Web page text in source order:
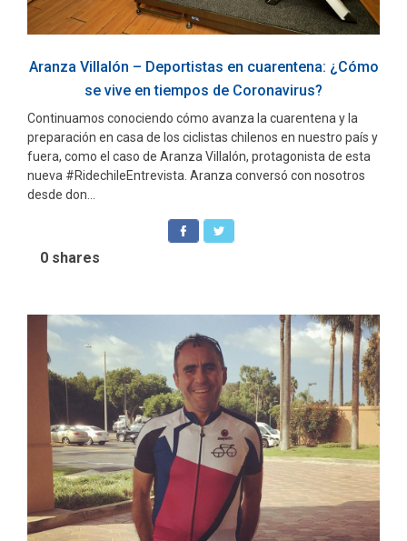
Aranza Villalón – Deportistas en cuarentena: ¿Cómo
se vive en tiempos de Coronavirus?
Continuamos conociendo cómo avanza la cuarentena y la
preparación en casa de los ciclistas chilenos en nuestro país y
fuera, como el caso de Aranza Villalón, protagonista de esta
nueva #RidechileEntrevista. Aranza conversó con nosotros
desde don...
0 shares